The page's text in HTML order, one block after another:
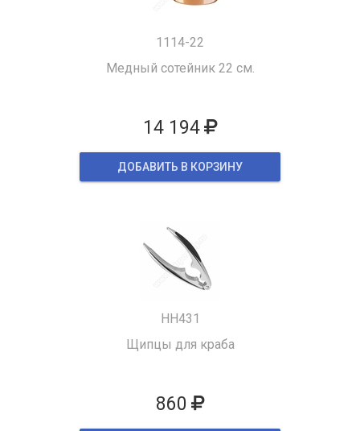
1114-22
Медный сотейник 22 см.
14 194
ДОБАВИТЬ В КОРЗИНУ
HH431
Щипцы для краба
860